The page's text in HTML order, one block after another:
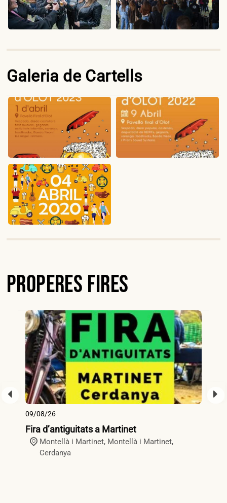
Galeria de Cartells
Properes Fires
09/08/26
Fira d’antiguitats a Martinet
Montellà i Martinet, Montellà i Martinet,
Cerdanya